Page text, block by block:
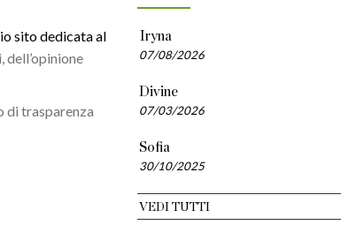
sito dedicata al
dell’opinione
di trasparenza
Iryna
07/08/2026
Divine
07/03/2026
Sofia
30/10/2025
VEDI TUTTI